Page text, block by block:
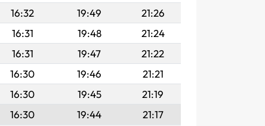
16:32 19:49
21:26
16:31 19:48
21:24
16:31 19:47
21:22
16:30 19:46
21:21
16:30 19:45
21:19
16:30 19:44
21:17